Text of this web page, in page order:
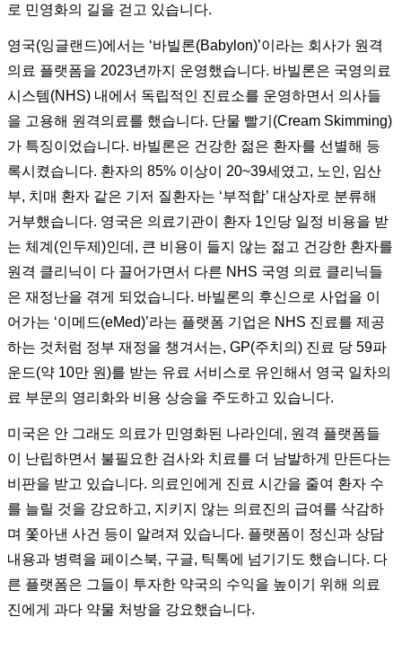
로 민영화의 길을 걷고 있습니다.
영국(잉글랜드)에서는 ‘바빌론(Babylon)’이라는 회사가 원격
의료 플랫폼을 2023년까지 운영했습니다. 바빌론은 국영의료
시스템(NHS) 내에서 독립적인 진료소를 운영하면서 의사들
을 고용해 원격의료를 했습니다. 단물 빨기(Cream Skimming)
가 특징이었습니다. 바빌론은 건강한 젊은 환자를 선별해 등
록시켰습니다. 환자의 85% 이상이 20~39세였고, 노인, 임산
부, 치매 환자 같은 기저 질환자는 ‘부적합’ 대상자로 분류해
거부했습니다. 영국은 의료기관이 환자 1인당 일정 비용을 받
는 체계(인두제)인데, 큰 비용이 들지 않는 젊고 건강한 환자를
원격 클리닉이 다 끌어가면서 다른 NHS 국영 의료 클리닉들
은 재정난을 겪게 되었습니다. 바빌론의 후신으로 사업을 이
어가는 ‘이메드(eMed)’라는 플랫폼 기업은 NHS 진료를 제공
하는 것처럼 정부 재정을 챙겨서는, GP(주치의) 진료 당 59파
운드(약 10만 원)를 받는 유료 서비스로 유인해서 영국 일차의
료 부문의 영리화와 비용 상승을 주도하고 있습니다.
미국은 안 그래도 의료가 민영화된 나라인데, 원격 플랫폼들
이 난립하면서 불필요한 검사와 치료를 더 남발하게 만든다는
비판을 받고 있습니다. 의료인에게 진료 시간을 줄여 환자 수
를 늘릴 것을 강요하고, 지키지 않는 의료진의 급여를 삭감하
며 쫓아낸 사건 등이 알려져 있습니다. 플랫폼이 정신과 상담
내용과 병력을 페이스북, 구글, 틱톡에 넘기기도 했습니다. 다
른 플랫폼은 그들이 투자한 약국의 수익을 높이기 위해 의료
진에게 과다 약물 처방을 강요했습니다.